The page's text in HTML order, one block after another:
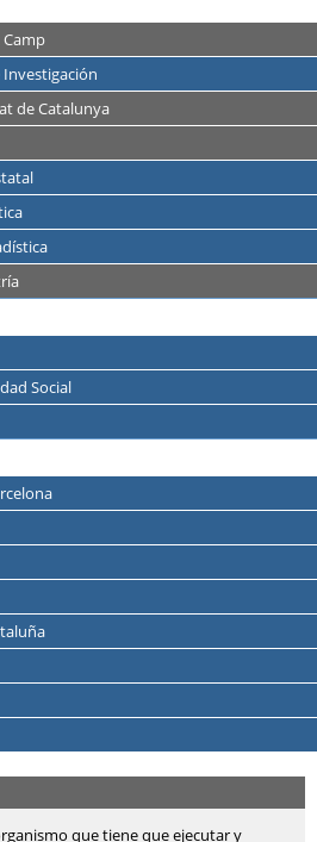
Camp
Investigación
de Catalunya
Social
que tiene que ejecutar y